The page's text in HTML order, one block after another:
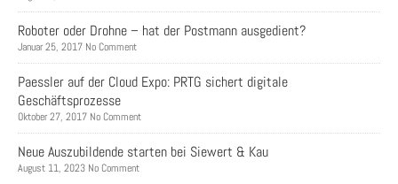
Roboter oder Drohne – hat der Postmann ausgedient?
Januar 25, 2017 No Comment
Paessler auf der Cloud Expo: PRTG sichert digitale
Geschäftsprozesse
Oktober 27, 2017 No Comment
Neue Auszubildende starten bei Siewert & Kau
August 11, 2023 No Comment